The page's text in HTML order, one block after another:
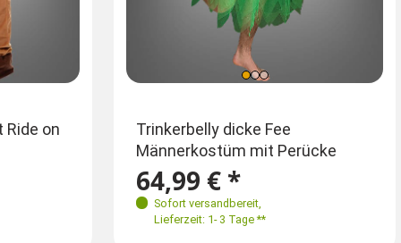
Rosa Plüsch Hase für Damen
79,90 €
69,99 € *
Sofort versandbereit,
Lieferzeit: 1- 3 Tage **
Ride on
Einheitsgröße
Trinkerbelly dicke Fee
Männerkostüm mit Perücke
64,99 € *
Sofort versandbereit,
Lieferzeit: 1- 3 Tage **